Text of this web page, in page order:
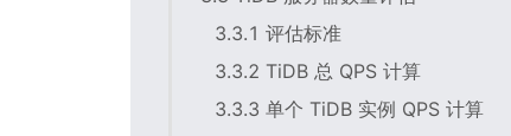
3.3.1 评估标准
3.3.2 TiDB 总 QPS 计算
3.3.3 单个 TiDB 实例 QPS 计算